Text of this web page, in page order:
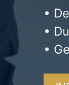
•
•
•